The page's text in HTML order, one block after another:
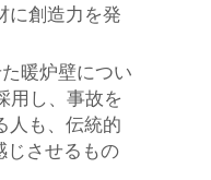
に創造力を発
暖炉壁につい
用し、事故を
人も、伝統的
じさせるもの